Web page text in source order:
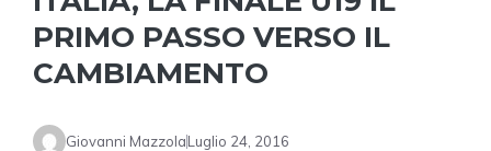
PRIMO PASSO VERSO IL
CAMBIAMENTO
Giovanni MazzolaLuglio 24, 2016